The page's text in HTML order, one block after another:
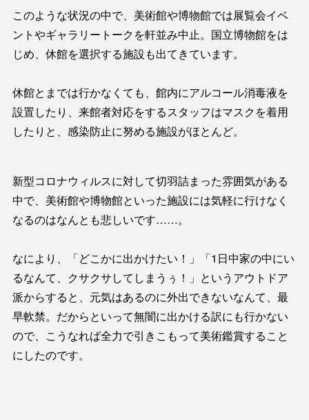
このような状況の中で、美術館や博物館では展覧会イベ
ントやギャラリートークを軒並み中止。国立博物館をは
じめ、休館を選択する施設も出てきています。
休館とまでは行かなくても、館内にアルコール消毒液を
設置したり、来館者対応をするスタッフはマスクを着用
したりと、感染防止に努める施設がほとんど。
新型コロナウィルスに対して切羽詰まった雰囲気がある
中で、美術館や博物館といった施設には気軽に行けなく
なるのはなんとも悲しいです……。
なにより、「どこかに出かけたい！」「1日中家の中にい
るなんて、クサクサしてしまうぅ！」というアウトドア
派からすると、元気はあるのに外出できないなんて、最
早軟禁。だからといって無闇に出かける訳にも行かない
ので、こうなれば全力で引きこもって美術鑑賞すること
にしたのです。